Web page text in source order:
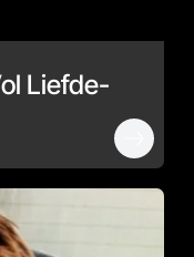
Liefde-